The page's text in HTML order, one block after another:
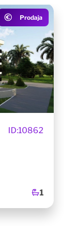
Prodaja
ID:10862
1